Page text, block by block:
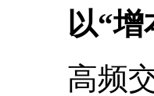
以“增
高频交